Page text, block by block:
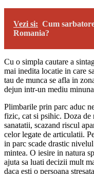
Vezi si: Cum
Romania?
Cu o simpla cautare a
mai inedita locatie in care
tau de munca se afla in
dejun intr-un mediu
Plimbarile prin parc aduc
fizic, cat si psihic. Doza de
sanatatii, scazand riscul
celor legate de articulatii.
in parc scade drastic
mintea. O iesire in natura
ajuta sa luati decizii mult
daca esti o persoana